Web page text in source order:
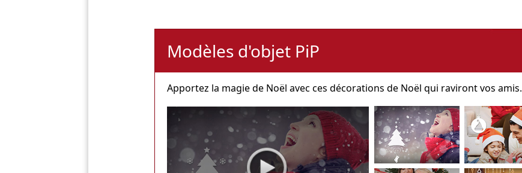
Modèles d'objet PiP
Apportez la magie de Noël avec ces décorations de Noël qui raviront vos amis.